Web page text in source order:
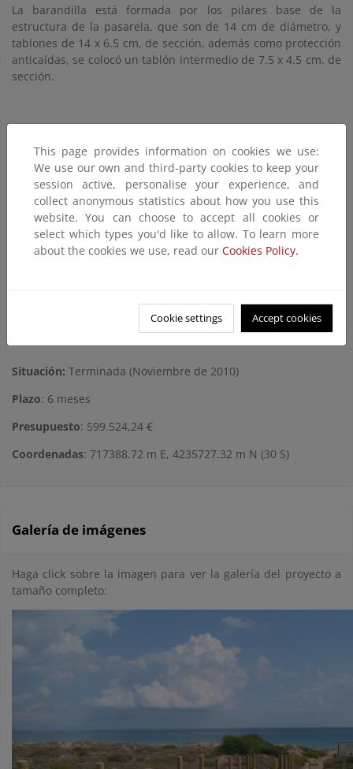
La barandilla está formada por los pilares base de la
estructura de la pasarela, que son de 14 cm de diámetro, y
tablones de 14 x 6.5 cm. de sección, además como protección
anticaídas, se colocó un tablón intermedio de 7.5 x 4.5 cm. de
sección.
La señalización consta de:
10 paneles informativos de la actuación de medidas
1.5 x 1 m., realizados en madera tratada en autoclave
y serigrafiados en chapa de aluminio.
Situación: Terminada (Noviembre de 2010)
Plazo: 6 meses
Presupuesto: 599.524,24 €
Coordenadas: 717388.72 m E, 4235727.32 m N (30 S)
Galería de imágenes
Haga click sobre la imagen para ver la galería del proyecto a
tamaño completo:
This page provides information on cookies we use:
We use our own and third-party cookies to keep your
session active, personalise your experience, and
collect anonymous statistics about how you use this
website. You can choose to accept all cookies or
select which types you'd like to allow. To learn more
about the cookies we use, read our Cookies Policy.
Cookie settings Accept cookies